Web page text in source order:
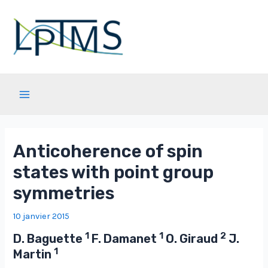
contenu
Anticoherence of spin
states with point group
symmetries
10 janvier 2015
D. Baguette1 F. Damanet1 O. Giraud 2 J.
Martin1